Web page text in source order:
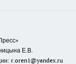
»
Е.В.
r.oren1@yandex.ru